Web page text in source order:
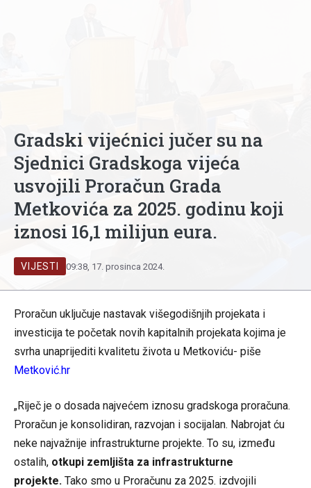
Gradski vijećnici jučer su na
Sjednici Gradskoga vijeća
usvojili Proračun Grada
Metkovića za 2025. godinu koji
iznosi 16,1 milijun eura.
VIJESTI 09:38, 17. prosinca 2024.
Proračun uključuje nastavak višegodišnjih projekata i
investicija te početak novih kapitalnih projekata kojima je
svrha unaprijediti kvalitetu života u Metkoviću- piše
Metković.hr
„Riječ je o dosada najvećem iznosu gradskoga proračuna.
Proračun je konsolidiran, razvojan i socijalan. Nabrojat ću
neke najvažnije infrastrukturne projekte. To su, između
ostalih, otkupi zemljišta za infrastrukturne
projekte. Tako smo u Proračunu za 2025. izdvojili